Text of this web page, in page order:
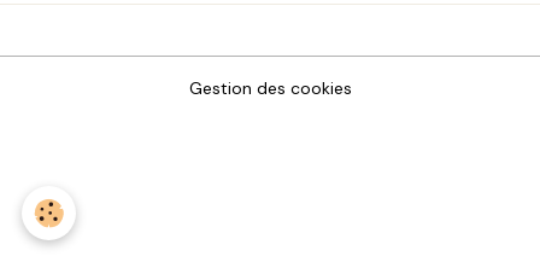
Gestion des cookies